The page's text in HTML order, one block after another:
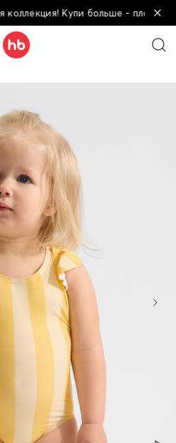
Купи больше - плати меньше!